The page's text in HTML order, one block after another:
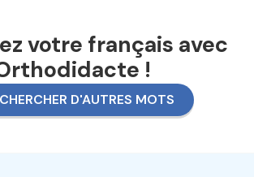
votre français avec
!
D'AUTRES MOTS